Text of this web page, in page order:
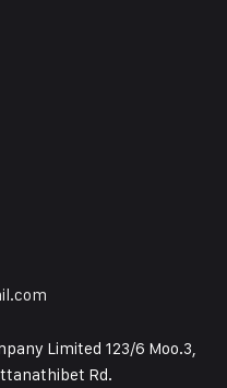
Limited 123/6 Moo.3,
Rd.